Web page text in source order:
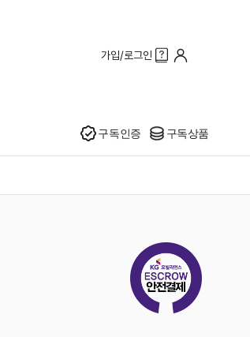
가입/로그인
구독인증 구독상품